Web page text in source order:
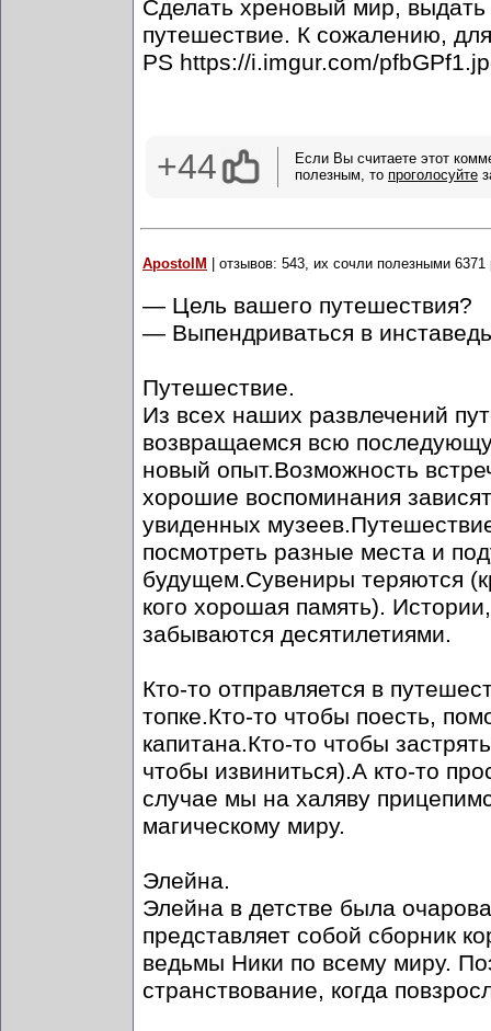
Сделать хреновый мир,
путешествие. К сожалению,
PS https://i.imgur.com/
+44
Если Вы считаете этот
полезным, то проголосуйте
ApostolM | отзывов: 543, их сочли полезными 6371
— Цель вашего путешествия?
— Выпендриваться в
Путешествие.
Из всех наших развлечений
возвращаемся всю
новый опыт.Возможность
хорошие воспоминания
увиденных
посмотреть разные места и
будущем.Сувениры теряются
кого хорошая память).
забываются десятилетиями.
Кто-то отправляется в
топке.Кто-то чтобы поесть,
капитана.Кто-то чтобы
чтобы извиниться).А кто-то
случае мы на халяву
магическому миру.
Элейна.
Элейна в детстве была
представляет собой сборник
ведьмы Ники по всему миру.
странствование, когда